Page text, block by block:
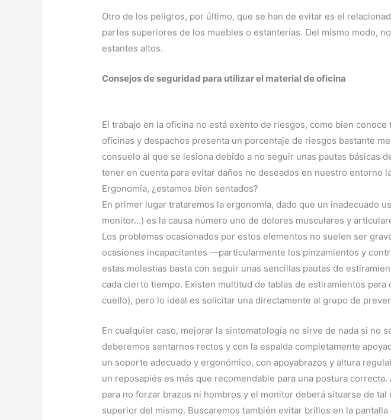
Otro de los peligros, por último, que se han de evitar es el
partes superiores de los muebles o estanterías. Del mismo modo,
estantes altos.
Consejos de seguridad para utilizar el material de oficina
El trabajo en la oficina no está exento de riesgos, como bien
oficinas y despachos presenta un porcentaje de riesgos bastante
consuelo al que se lesiona debido a no seguir unas pautas básicas
tener en cuenta para evitar daños no deseados en nuestro entorno
Ergonomía, ¿estamos bien sentados?
En primer lugar trataremos la ergonomía, dado que un inadecuado
monitor…) es la causa número uno de dolores musculares y
Los problemas ocasionados por estos elementos no suelen ser
ocasiones incapacitantes —particularmente los pinzamientos y
estas molestias basta con seguir unas sencillas pautas de
cada cierto tiempo. Existen multitud de tablas de estiramientos
cuello), pero lo ideal es solicitar una directamente al grupo de
En cualquier caso, mejorar la sintomatología no sirve de nada si no
deberemos sentarnos rectos y con la espalda completamente
un soporte adecuado y ergonómico, con apoyabrazos y altura
un reposapiés es más que recomendable para una postura
para no forzar brazos ni hombros y el monitor deberá situarse de
superior del mismo. Buscaremos también evitar brillos en la